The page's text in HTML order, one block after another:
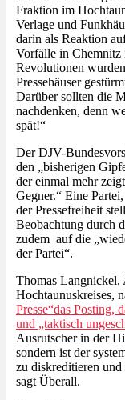
Fraktion im
Verlage und
darin als Reaktion
Vorfälle in Chemnitz
Revolutionen
Pressehäuser
Darüber sollten die
nachdenken, denn
spät!“
Der DJV-
den „bisherigen
der einmal mehr
Gegner.“ Eine
der Pressefreiheit
Beobachtung durch
zudem auf die
der Partei“.
Thomas Langnickel,
Hochtaunuskreises,
Presse“das Posting,
und „taktisch
Ausrutscher in der
sondern ist der
zu diskreditieren und
sagt Überall.